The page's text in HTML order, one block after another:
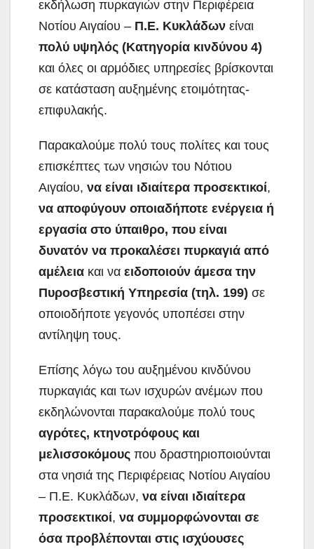
εκδήλωση πυρκαγιών στην Περιφέρεια
Νοτίου Αιγαίου – Π.Ε. Κυκλάδων είναι
πολύ υψηλός (Κατηγορία κινδύνου 4)
και όλες οι αρμόδιες υπηρεσίες βρίσκονται
σε κατάσταση αυξημένης ετοιμότητας-
επιφυλακής.
Παρακαλούμε πολύ τους πολίτες και τους
επισκέπτες των νησιών του Νότιου
Αιγαίου, να είναι ιδιαίτερα προσεκτικοί,
να αποφύγουν οποιαδήποτε ενέργεια ή
εργασία στο ύπαιθρο, που είναι
δυνατόν να προκαλέσει πυρκαγιά από
αμέλεια και να ειδοποιούν άμεσα την
Πυροσβεστική Υπηρεσία (τηλ. 199) σε
οποιοδήποτε γεγονός υποπέσει στην
αντίληψη τους.
Επίσης λόγω του αυξημένου κινδύνου
πυρκαγιάς και των ισχυρών ανέμων που
εκδηλώνονται παρακαλούμε πολύ τους
αγρότες, κτηνοτρόφους και
μελισσοκόμους που δραστηριοποιούνται
στα νησιά της Περιφέρειας Νοτίου Αιγαίου
– Π.Ε. Κυκλάδων, να είναι ιδιαίτερα
προσεκτικοί, να συμμορφώνονται σε
όσα προβλέπονται στις ισχύουσες